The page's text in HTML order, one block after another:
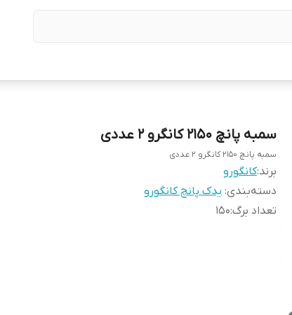
سمبه پانچ ۲۱۵۰ کانگرو ۲ عددی
سمبه پانچ ۲۱۵۰ کانگرو ۲ عددی
برند:کانگورو
دسته‌بندی: یدک پانچ کانگورو
تعداد برگ:
150